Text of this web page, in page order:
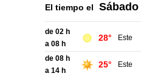
El tiempo el Sábado
de 02 h
a 08 h
28° Este
de 08 h
a 14 h
25° Este